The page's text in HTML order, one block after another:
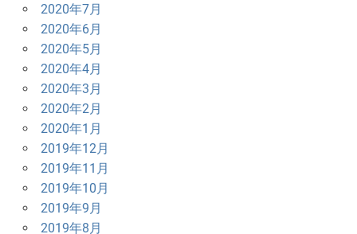
2020年7月
2020年6月
2020年5月
2020年4月
2020年3月
2020年2月
2020年1月
2019年12月
2019年11月
2019年10月
2019年9月
2019年8月